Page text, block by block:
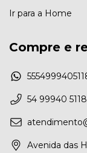
Ir para a Home
Compre e
54 99940 5118
Avenida das